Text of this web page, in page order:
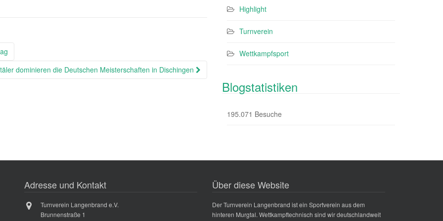
dominieren die Deutschen Meisterschaften in Dischingen
Highlight
Turnverein
Wettkampfsport
Blogstatistiken
195.071 Besuche
Adresse und Kontakt
Turnverein Langenbrand e.V.
Brunnenstraße 1
Über diese Website
Der Turnverein Langenbrand ist ein Sportverein aus dem
hinteren Murgtal. Wettkampftechnisch sind wir deutschlandweit